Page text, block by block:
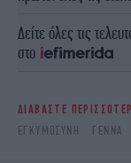
Δείτε όλες τις
στο
ΔΙΑΒΑΣΤΕ
ΕΓΚΥΜΟΣΎΝΗ
ΓΈΝΝΑ